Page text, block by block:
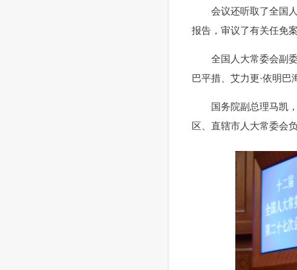
会议还听取了全国人
报告，审议了有关任免案
全国人大常委会副委
巴平措、艾力更·依明巴
国务院副总理马凯，
区、直辖市人大常委会